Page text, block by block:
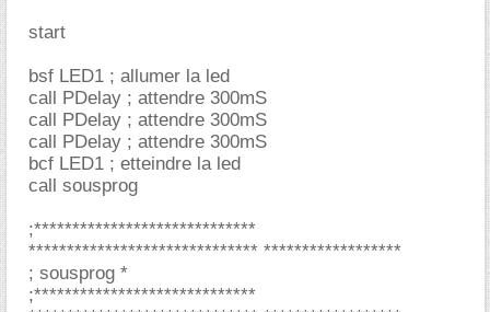
start
bsf LED1 ; allumer la led
call PDelay ; attendre 300mS
call PDelay ; attendre 300mS
call PDelay ; attendre 300mS
bcf LED1 ; etteindre la led
call sousprog
;*****************************
****************************** ******************
; sousprog *
;*****************************